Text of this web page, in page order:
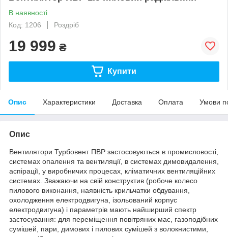
В наявності
Код: 1206
Роздріб
19 999 ₴
Купити
Опис Характеристики Доставка Оплата Умови
Опис
Вентилятори Турбовент ПВР застосовуються в промисловості,
системах опалення та вентиляції, в системах димовидалення,
аспірації, у виробничих процесах, кліматичних вентиляційних
системах. Зважаючи на свій конструктив (робоче колесо
пилового виконання, наявність крильчатки обдування,
охолодження електродвигуна, ізольований корпус
електродвигуна) і параметрів мають найширший спектр
застосування: для переміщення повітряних мас, газоподібних
сумішей, пари, димових і пилових сумішей з волокнистими,